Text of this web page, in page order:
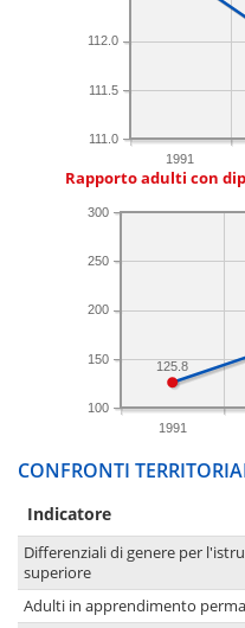
1991
111.0
111.5
112.0
Rapporto adulti con
1991
100
150
200
250
300
125.8
CONFRONTI
Indicatore
Differenziali di genere per
superiore
Adulti in apprendimento